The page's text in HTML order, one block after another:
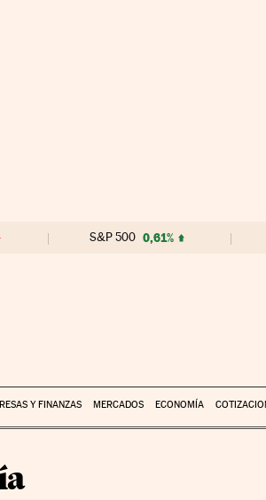
S&P 500 0,61%
Y FINANZAS MERCADOS ECONOMÍA